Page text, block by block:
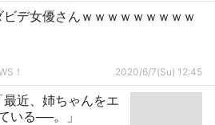
ビデ女優さんｗｗｗｗｗｗｗｗｗ
！ 2020/6/7(Su) 12:45
最近、姉ちゃんをエ
いる──。」